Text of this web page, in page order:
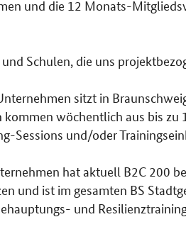
und die 12 Monats-
und Schulen, die uns
sitzt in
kommen wöchentlich aus bis zu
Sessions und/oder
hat aktuell B2C 200
und ist im gesamten BS
und